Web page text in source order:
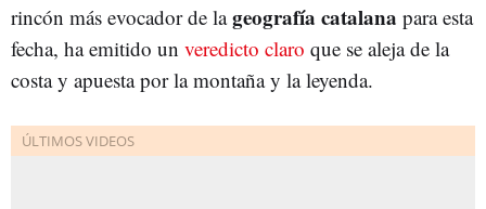
rincón más evocador de lageografía catalana para esta
fecha, ha emitido un veredicto claro que se aleja de la
costa y apuesta por la montaña y la leyenda.